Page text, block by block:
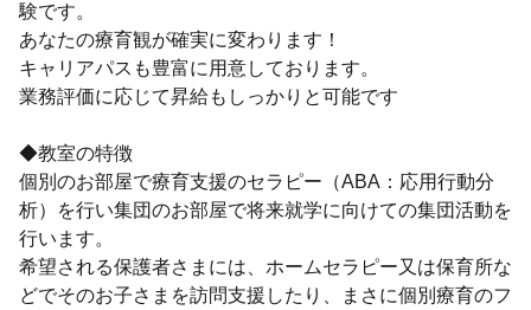
験です。
あなたの療育観が確実に変わります！
キャリアパスも豊富に用意しております。
業務評価に応じて昇給もしっかりと可能です
◆教室の特徴
個別のお部屋で療育支援のセラピー（ABA：応用行動分
析）を行い集団のお部屋で将来就学に向けての集団活動を
行います。
希望される保護者さまには、ホームセラピー又は保育所な
どでそのお子さまを訪問支援したり、まさに個別療育のフ